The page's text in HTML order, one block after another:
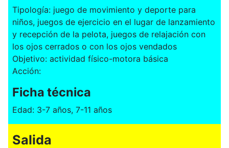
Tipología: juego de movimiento y deporte para
niños, juegos de ejercicio en el lugar de lanzamiento
y recepción de la pelota, juegos de relajación con
los ojos cerrados o con los ojos vendados
Objetivo: actividad físico-motora básica
Acción:
Ficha técnica
Edad: 3-7 años, 7-11 años
Salida